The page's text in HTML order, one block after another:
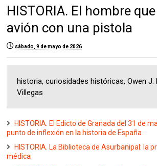
HISTORIA. El hombre
avión con una pistola
sábado, 9 de mayo de 2026
historia, curiosidades históricas, Owen J.
Villegas
HISTORIA. El Edicto de Granada del 31 de
punto de inflexión en la historia de España
HISTORIA. La Biblioteca de Asurbanipal: la
médica